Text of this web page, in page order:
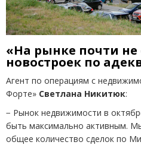
«На рынке почти не
новостроек по
Агент по операциям с
Форте» Светлана Никитюк:
− Рынок недвижимости в
быть максимально активным.
общее количество сделок по